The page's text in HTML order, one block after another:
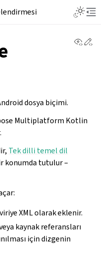
dosya biçimi.
Multiplatform Kotlin
Tek dilli temel dil
konumda tutulur –
XML olarak eklenir.
kaynak referansları
için dizgenin